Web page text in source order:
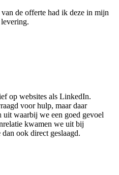
de offerte had ik deze in mijn
op websites als LinkedIn.
voor hulp, maar daar
waarbij we een goed gevoel
kwamen we uit bij
ook direct geslaagd.